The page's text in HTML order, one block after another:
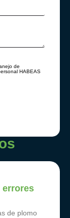
de
HABEAS
errores
de plomo